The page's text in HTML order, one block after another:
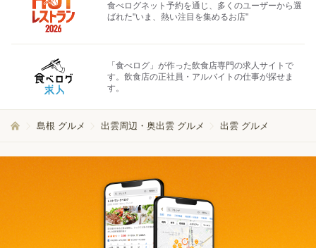
食べログネット予約を通じ、多くのユーザーから選
ばれた"いま、熱い注目を集めるお店"
「食べログ」が作った飲食店専門の求人サイトで
す。飲食店の正社員・アルバイトの仕事が探せま
す。
島根 グルメ 出雲周辺・奥出雲 グルメ 出雲 グルメ